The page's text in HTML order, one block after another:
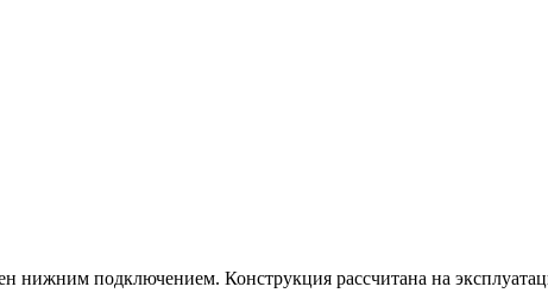
подключением. Конструкция рассчитана на